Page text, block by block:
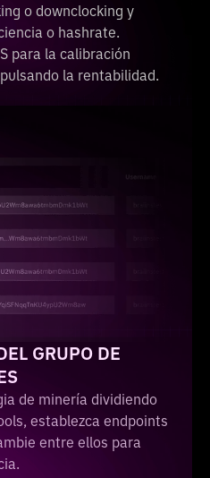
o downclocking y
o hashrate.
para la calibración
la rentabilidad.
GRUPO DE
de minería dividiendo
establezca endpoints
entre ellos para